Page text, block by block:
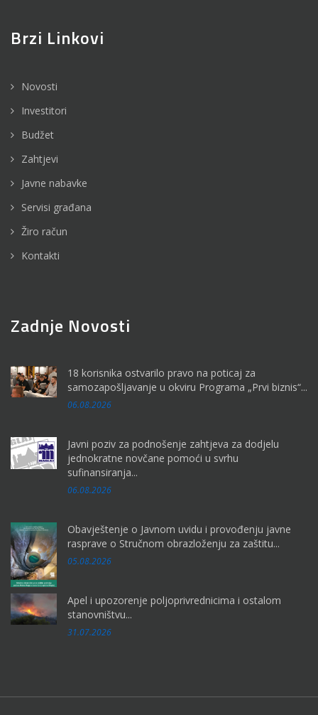
Brzi Linkovi
Novosti
Investitori
Budžet
Zahtjevi
Javne nabavke
Servisi građana
Žiro račun
Kontakti
Zadnje Novosti
18 korisnika ostvarilo pravo na poticaj za
samozapošljavanje u okviru Programa „Prvi biznis“...
06.08.2026
Javni poziv za podnošenje zahtjeva za dodjelu
jednokratne novčane pomoći u svrhu
sufinansiranja...
06.08.2026
Obavještenje o Javnom uvidu i provođenju javne
rasprave o Stručnom obrazloženju za zaštitu...
05.08.2026
Apel i upozorenje poljoprivrednicima i ostalom
stanovništvu...
31.07.2026